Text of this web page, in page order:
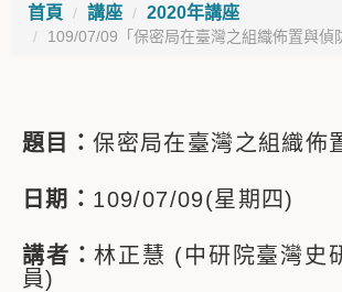
首頁 講座 2020年講座
109/07/09「保密局在臺灣之組織佈置與偵
題目：保密局在臺灣之組織佈
日期： 109/07/09(星期四)
講者：林正慧 (中研院臺灣史
員)